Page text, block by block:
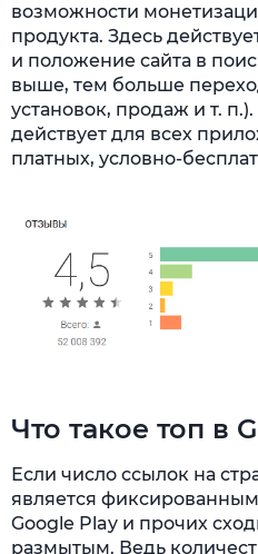
возможности
продукта. Здесь
и положение сайта в
выше, тем больше
установок, продаж и т.
действует для всех
платных, условно-
Что такое топ в
Если число ссылок на
является
Google Play и прочих
размытым. Ведь